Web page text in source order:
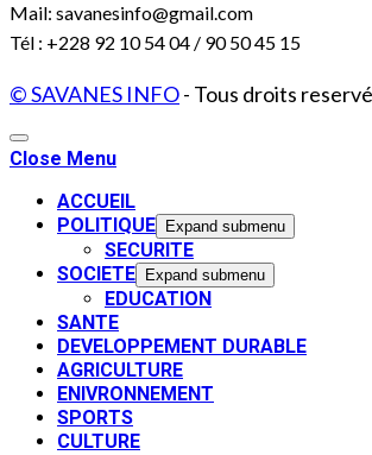
Mail: savanesinfo@gmail.com
Tél : +228 92 10 54 04 / 90 50 45 15
© SAVANES INFO- Tous droits
Close Menu
ACCUEIL
POLITIQUE
Expand submenu
SECURITE
SOCIETE
Expand submenu
EDUCATION
SANTE
DEVELOPPEMENT DURABLE
AGRICULTURE
ENIVRONNEMENT
SPORTS
CULTURE